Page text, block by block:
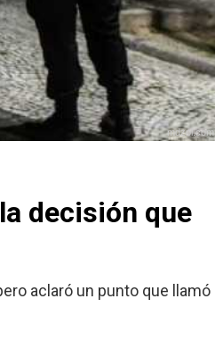
mdzol.com
decisión que
aclaró un punto que llamó